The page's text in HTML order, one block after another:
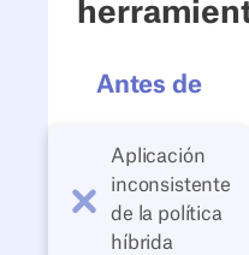
Antes de
Aplicación
inconsistente
de la política
híbrida